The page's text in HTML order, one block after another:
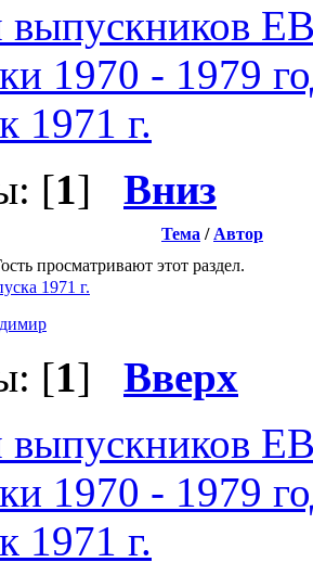
1970 - 1979
1971 г.
[1] Вниз
Тема / Автор
просматривают этот раздел.
1971 г.
[1] Вверх
1970 - 1979
1971 г.